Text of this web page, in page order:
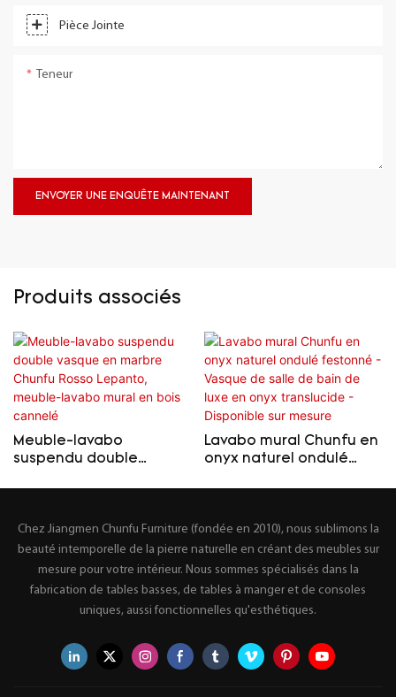
Pièce Jointe
Teneur
ENVOYER UNE ENQUÊTE MAINTENANT
Produits associés
Meuble-lavabo
suspendu double
bois cannelé
Lavabo mural Chunfu en
onyx naturel ondulé
Disponible sur mesure
Chez Jiangmen Chunfu Furniture (fondée en 2010), nous sublimons la
beauté intemporelle de la pierre naturelle en créant des meubles sur
mesure pour votre intérieur. Nous sommes spécialisés dans la
fabrication de tables basses, de tables à manger et de consoles
uniques, aussi fonctionnelles qu'esthétiques.